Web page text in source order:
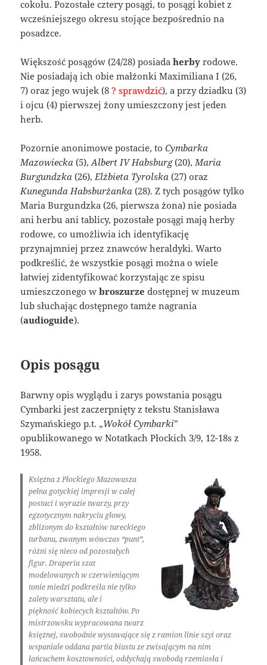
cokołu. Pozostałe cztery posągi, to posągi kobiet z
wcześniejszego okresu stojące bezpośrednio na
posadzce.
Większość posągów (24/28) posiadaherby rodowe.
Nie posiadają ich obie małżonki Maximiliana I (26,
7) oraz jego wujek (8? sprawdzić), a przy dziadku (3)
i ojcu (4) pierwszej żony umieszczony jest jeden
herb.
Pozornie anonimowe postacie, toCymbarka
Mazowiecka (5),Albert IV Habsburg(20),Maria
Burgundzka (26),Elżbieta Tyrolska (27) oraz
Kunegunda Habsburżanka (28). Z tych posągów tylko
Maria Burgundzka (26, pierwsza żona) nie posiada
ani herbu ani tablicy, pozostałe posągi mają herby
rodowe, co umożliwia ich identyfikację
przynajmniej przez znawców heraldyki. Warto
podkreślić, że wszystkie posągi można o wiele
łatwiej zidentyfikować korzystając ze spisu
umieszczonego wbroszurze dostępnej w muzeum
lub słuchając dostępnego tamże nagrania
(audioguide).
Opis posągu
Barwny opis wyglądu i zarys powstania posągu
Cymbarki jest zaczerpnięty z tekstu Stanisława
Szymańskiego p.t. „Wokół Cymbarki”
opublikowanego w Notatkach Płockich 3/9, 12-18s z
1958.
Księżna z Płockiego Mazowasza
pełna gotyckiej impresji w całej
postaci i wyrazie twarzy, przy
egzotycznym nakryciu głowy,
zbliżonym do kształtów tureckiego
turbanu, zwanym wówczas “punt”,
różni się nieco od pozostałych
figur. Draperia szat
modelowanych w czerwieniącym
tonie miedzi podkreśla nie tylko
zalety warsztatu, ale i
piękność kobiecych kształtów. Po
mistrzowsku wypracowana twarz
księżnej, swobodnie wysuwające się z ramion linie szyi oraz
wspaniale oddana partia biustu ze zwisającym na nim
łańcuchem kosztowności, oddychają swobodą rzemiosła i